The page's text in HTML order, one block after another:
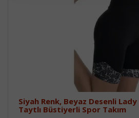
Siyah Renk, Beyaz Desenli Lady
Taytlı Büstiyerli Spor Takım